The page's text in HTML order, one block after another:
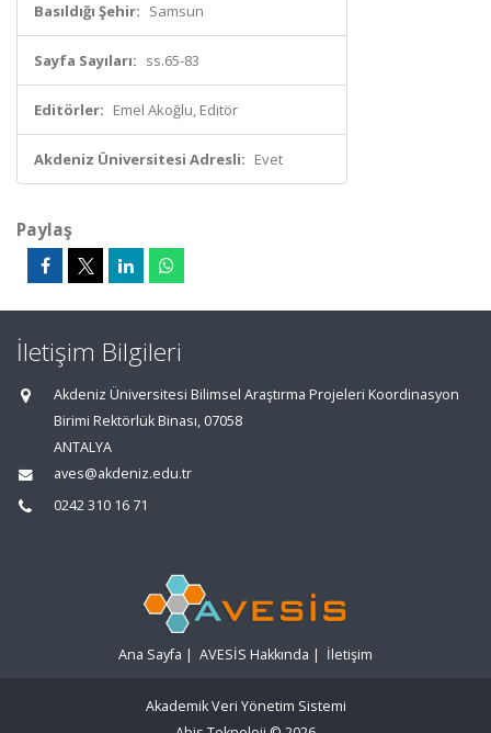
Basıldığı Şehir: Samsun
Sayfa Sayıları: ss.65-83
Editörler: Emel Akoğlu, Editör
Akdeniz Üniversitesi Adresli: Evet
Paylaş
İletişim Bilgileri
Akdeniz Üniversitesi Bilimsel Araştırma Projeleri Koordinasyon
Birimi Rektörlük Binası, 07058
ANTALYA
aves@akdeniz.edu.tr
0242 310 16 71
Ana Sayfa | AVESİS Hakkında | İletişim
Akademik Veri Yönetim Sistemi